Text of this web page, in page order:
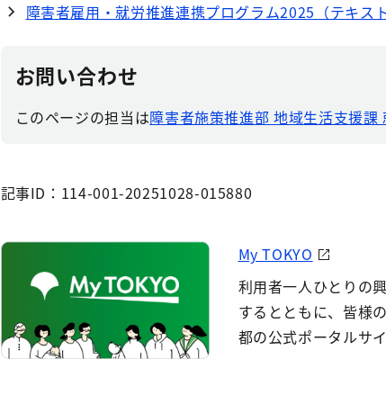
障害者雇用・就労推進連携プログラム2025（テキス
お問い合わせ
このページの担当は障害者施策推進部 地域生活支援課
記事ID：114-001-20251028-015880
My TOKYO
利用者一人ひとりの
するとともに、皆様
都の公式ポータルサイ